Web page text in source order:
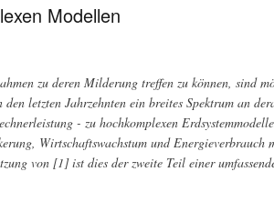
Modellen
zu deren Milderung treffen zu können, sind
letzten Jahrzehnten ein breites Spektrum an
- zu hochkomplexen
Wirtschaftswachstum und Energieverbrauch
von [1] ist dies der zweite Teil einer